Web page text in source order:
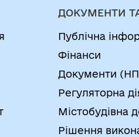
2021-
в
ДОКУМЕНТИ
Публічна
Фінанси
Документи
Регуляторна
Містобудівна
Рішення